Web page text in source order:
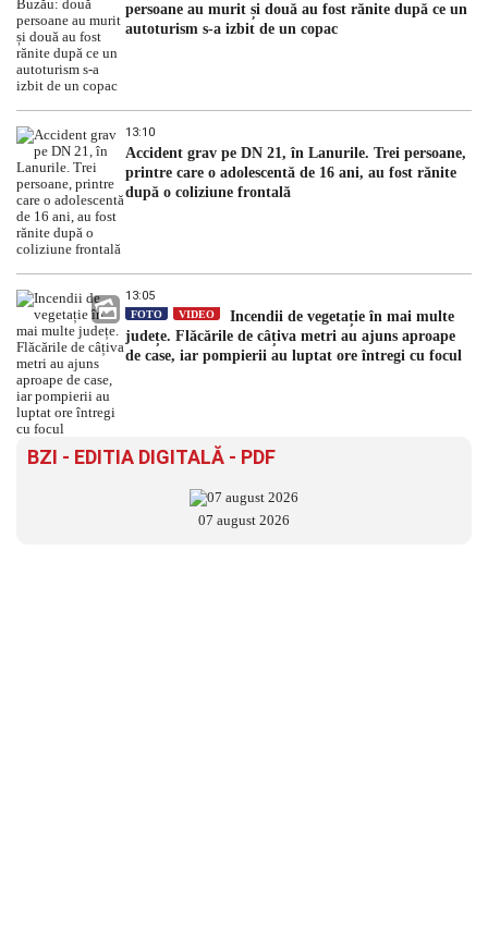
persoane au murit și două au fost rănite după ce un
autoturism s-a izbit de un copac
13:10
Accident grav pe DN 21, în Lanurile. Trei persoane,
printre care o adolescentă de 16 ani, au fost rănite
după o coliziune frontală
13:05
FOTO VIDEO
Incendii de vegetație în mai multe
județe. Flăcările de câțiva metri au ajuns aproape
de case, iar pompierii au luptat ore întregi cu focul
BZI - EDITIA DIGITALĂ - PDF
07 august 2026